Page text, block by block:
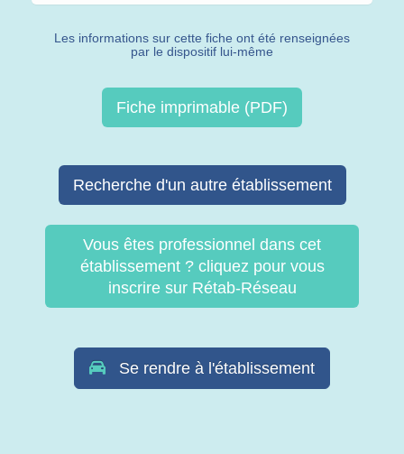
Les informations sur cette fiche ont été renseignées
par le dispositif lui-même
Fiche imprimable (PDF)
Recherche d'un autre établissement
Vous êtes professionnel dans cet
établissement ? cliquez pour vous
inscrire sur Rétab-Réseau
Se rendre à l'établissement